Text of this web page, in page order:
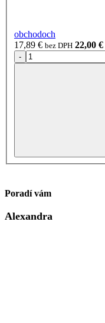
obchodoch
17,89 € bez DPH 22,00 €
-
Poradí vám
Alexandra